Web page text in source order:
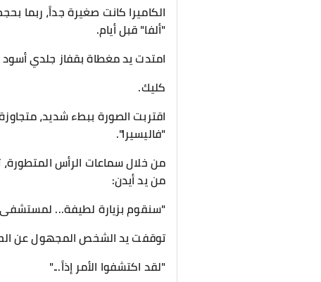
الكاميرا كانت صغيرة جداً، ربما
"ألفا" قبل أيام.
​امتدت يد مغطاة بقفاز جلدي أسود
كليك.
​اقتربت الصورة ببطء شديد،
"فاليسيرا".
​من خلال سماعات الرأس
من يد أيدن:
"سنقوم بزيارة لطيفة... لمستشفى
​توقفت يد الشخص المجهول عن
​"لقد اكتشفوا الأمر إذاً..."